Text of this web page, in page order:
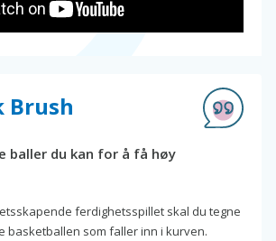
Brush
baller du kan for å få høy
ferdighetsspillet skal du tegne
basketballen som faller inn i kurven.